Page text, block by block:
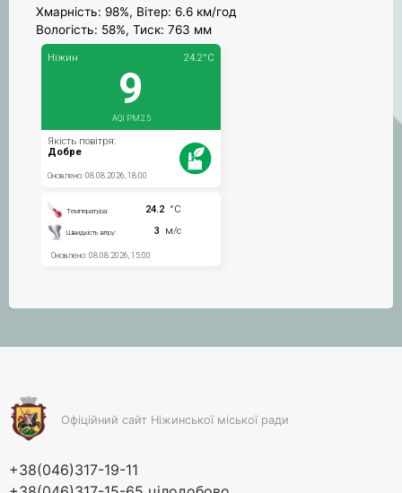
Хмарність: 98%, Вітер: 6.6 км/год
Вологість: 58%, Тиск: 763 мм
Офіційний сайт Ніжинської міської ради
+38(046)317-19-11